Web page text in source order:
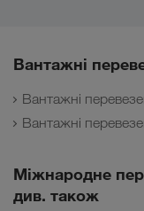
Вантажні
Вантажні
Вантажні
Міжнародне
див. також